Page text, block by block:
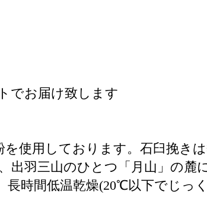
でお届け致します
使用しております。石臼挽き
羽三山のひとつ「月山」の麓
時間低温乾燥(20℃以下でじっ